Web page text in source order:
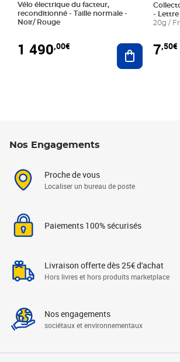
Vélo électrique du facteur,
reconditionné - Taille normale -
Noir/ Rouge
1 490,00€ Ajouter au
- Lettre
20g /
7,50€
Nos Engagements
Proche de vous
Localiser un bureau de poste
Paiements 100% sécurisés
Livraison offerte dès 25€ d'achat
Hors livres et hors produits marketplace
Nos engagements
sociétaux et environnementaux